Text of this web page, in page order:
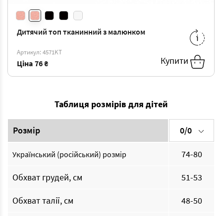
Дитячий топ тканинний з малюнком
Артикул: 4571KT
Ціна 76 ₴ Купити
2/3 - 76 ₴ 4/5 - 80 ₴
6/7 84 ₴
Таблиця розмірів для дітей
Розмір 0/0
Український (російський) розмір 74-80
Обхват грудей, см 51-53
Обхват талії, см 48-50